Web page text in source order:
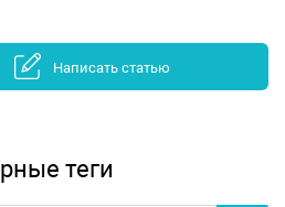
Написать статью
теги